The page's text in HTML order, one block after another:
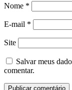
Nome *
E-mail *
Site
Salvar meus
comentar.